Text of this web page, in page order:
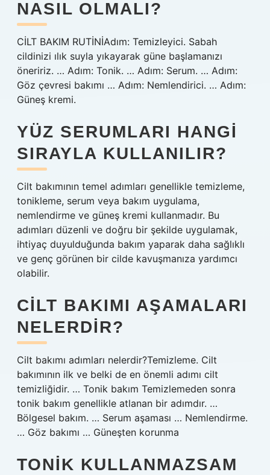
NASIL OLMALI?
CİLT BAKIM RUTİNİAdım: Temizleyici. Sabah
cildinizi ılık suyla yıkayarak güne başlamanızı
öneririz. … Adım: Tonik. … Adım: Serum. … Adım:
Göz çevresi bakımı … Adım: Nemlendirici. … Adım:
Güneş kremi.
YÜZ SERUMLARI HANGI
SIRAYLA KULLANILIR?
Cilt bakımının temel adımları genellikle temizleme,
tonikleme, serum veya bakım uygulama,
nemlendirme ve güneş kremi kullanmadır. Bu
adımları düzenli ve doğru bir şekilde uygulamak,
ihtiyaç duyulduğunda bakım yaparak daha sağlıklı
ve genç görünen bir cilde kavuşmanıza yardımcı
olabilir.
CILT BAKIMI AŞAMALARI
NELERDIR?
Cilt bakımı adımları nelerdir?Temizleme. Cilt
bakımının ilk ve belki de en önemli adımı cilt
temizliğidir. … Tonik bakım Temizlemeden sonra
tonik bakım genellikle atlanan bir adımdır. …
Bölgesel bakım. … Serum aşaması … Nemlendirme.
… Göz bakımı … Güneşten korunma
TONIK KULLANMAZSAM